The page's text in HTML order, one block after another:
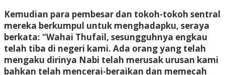
Kemudian para pembesar dan tokoh-tokoh sentral
mereka berkumpul untuk menghadapku, seraya
berkata: “Wahai Thufail, sesungguhnya engkau
telah tiba di negeri kami. Ada orang yang telah
mengaku dirinya Nabi telah merusak urusan kami
bahkan telah mencerai-beraikan dan memecah